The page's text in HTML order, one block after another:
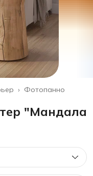
Фотопанно
›
"Мандала